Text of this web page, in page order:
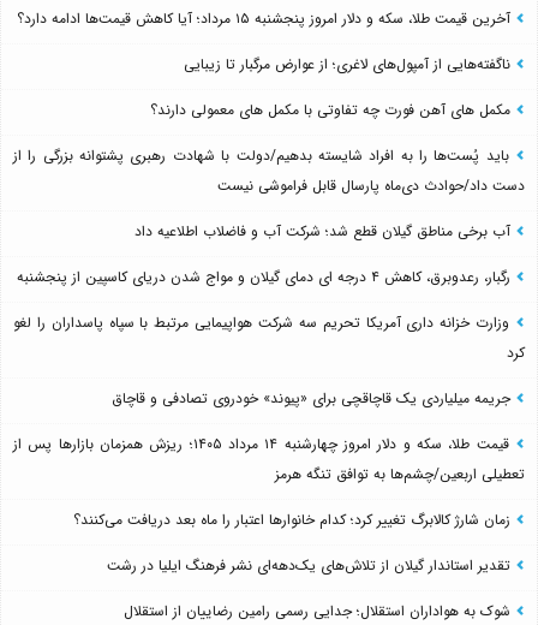
آخرین قیمت طلا، سکه و دلار امروز پنجشنبه ۱۵ مرداد؛ آیا کاهش قیمت‌ها ادامه دارد؟
ناگفته‌هایی از آمپول‌های لاغری؛ از عوارض مرگبار تا زیبایی
مکمل های آهن فورت چه تفاوتی با مکمل های معمولی دارند؟
باید پُست‌ها را به افراد شایسته بدهیم/دولت با شهادت رهبری پشتوانه بزرگی را از
دست داد/حوادث دی‌ماه پارسال قابل فراموشی نیست
آب برخی مناطق گیلان قطع شد؛ شرکت آب و فاضلاب اطلاعیه داد
رگبار، رعدوبرق، کاهش ۴ درجه ای دمای گیلان و مواج شدن دریای کاسپین از پنجشنبه
وزارت خزانه داری آمریکا تحریم سه شرکت هواپیمایی مرتبط با سپاه پاسداران را لغو
کرد
جریمه میلیاردی یک قاچاقچی برای «پیوند» خودروی تصادفی و قاچاق
قیمت طلا، سکه و دلار امروز چهارشنبه ۱۴ مرداد ۱۴۰۵؛ ریزش همزمان بازارها پس از
تعطیلی اربعین/چشم‌ها به توافق تنگه هرمز
زمان شارژ کالابرگ تغییر کرد؛ کدام خانوارها اعتبار را ماه بعد دریافت می‌کنند؟
تقدیر استاندار گیلان از تلاش‌های یک‌دهه‌ای نشر فرهنگ ایلیا در رشت
شوک به هواداران استقلال؛ جدایی رسمی رامین رضاییان از استقلال